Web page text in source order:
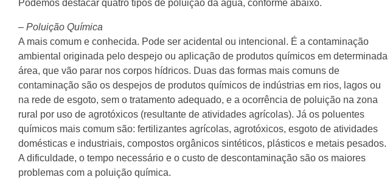
Podemos destacar quatro tipos de poluição da água, conforme abaixo.
– Poluição Química
A mais comum e conhecida. Pode ser acidental ou intencional. É a contaminação
ambiental originada pelo despejo ou aplicação de produtos químicos em determinada
área, que vão parar nos corpos hídricos. Duas das formas mais comuns de
contaminação são os despejos de produtos químicos de indústrias em rios, lagos ou
na rede de esgoto, sem o tratamento adequado, e a ocorrência de poluição na zona
rural por uso de agrotóxicos (resultante de atividades agrícolas). Já os poluentes
químicos mais comum são: fertilizantes agrícolas, agrotóxicos, esgoto de atividades
domésticas e industriais, compostos orgânicos sintéticos, plásticos e metais pesados.
A dificuldade, o tempo necessário e o custo de descontaminação são os maiores
problemas com a poluição química.